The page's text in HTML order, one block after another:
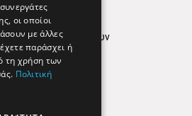
Όροι Χρήσης
προστασίας δεδομένων
Findhere
οι οποίοι
με άλλες
παράσχει ή
τη χρήση των
Πολιτική